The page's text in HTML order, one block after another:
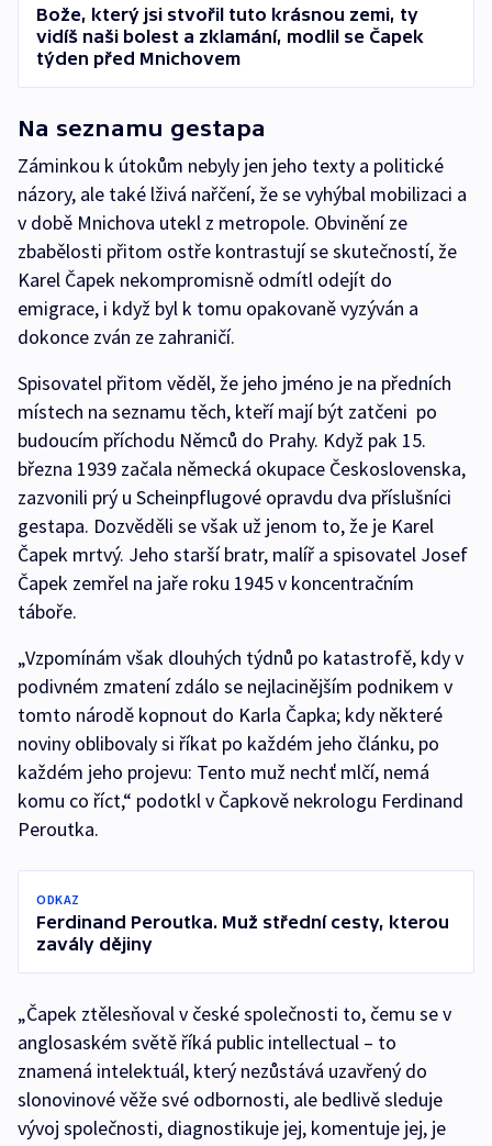
Bože, který jsi stvořil tuto krásnou zemi, ty
vidíš naši bolest a zkla­mání, modlil se Čapek
týden před Mnichovem
Na seznamu gestapa
Záminkou k útokům nebyly jen jeho texty a politické
názory, ale také lživá nařčení, že se vyhýbal mobilizaci a
v době Mnichova utekl z metropole. Obvinění ze
zbabělosti přitom ostře kontrastují se skutečností, že
Karel Čapek nekompromisně odmítl odejít do
emigrace, i když byl k tomu opakovaně vyzýván a
dokonce zván ze zahraničí.
Spisovatel přitom věděl, že jeho jméno je na předních
místech na seznamu těch, kteří mají být zatčeni po
budoucím příchodu Němců do Prahy. Když pak 15.
března 1939 začala německá okupace Československa,
zazvonili prý u Scheinpflugové opravdu dva příslušníci
gestapa. Dozvěděli se však už jenom to, že je Karel
Čapek mrtvý. Jeho starší bratr, malíř a spisovatel Josef
Čapek zemřel na jaře roku 1945 v koncentračním
táboře.
„Vzpomínám však dlouhých týdnů po katastrofě, kdy v
podivném zmatení zdálo se nejlacinějším podnikem v
tomto národě kopnout do Karla Čapka; kdy některé
noviny oblibovaly si říkat po každém jeho článku, po
každém jeho projevu: Tento muž nechť mlčí, nemá
komu co říct,“ podotkl v Čapkově nekrologu Ferdinand
Peroutka.
ODKAZ
Ferdinand Peroutka. Muž střední cesty, kterou
zavály dějiny
„Čapek ztělesňoval v české společnosti to, čemu se v
anglosaském světě říká public intellectual – to
znamená intelektuál, který nezůstává uzavřený do
slonovinové věže své odbornosti, ale bedlivě sleduje
vývoj společnosti, diagnostikuje jej, komentuje jej, je